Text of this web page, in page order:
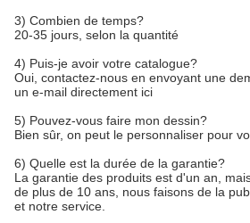
3) Combien de temps?
20-35 jours, selon la quantité
4) Puis-je avoir votre catalogue?
Oui, contactez-nous en envoyant une
un e-mail directement ici
5) Pouvez-vous faire mon dessin?
Bien sûr, on peut le personnaliser pour
6) Quelle est la durée de la garantie?
La garantie des produits est d'un an,
de plus de 10 ans, nous faisons de la
et notre service.